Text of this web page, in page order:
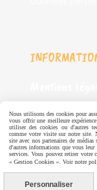
CGV
Politique de
SERVICES
Nous utilisons des cookies pour
vous offrir une meilleure
utiliser des cookies ou d'autres
comme votre visite sur notre site.
site avec nos partenaires de
d'autres informations que vous
services. Vous pouvez retirer votre
« Gestion Cookies ». Voir notre
Personnaliser